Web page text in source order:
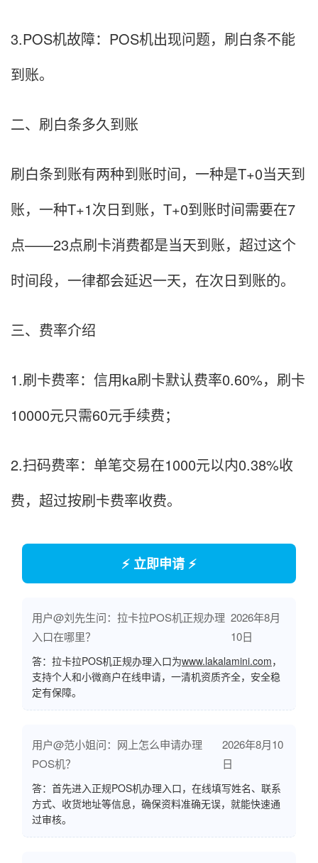
3.POS机故障：POS机出现问题，刷白条不能
到账。
二、刷白条多久到账
刷白条到账有两种到账时间，一种是T+0当天到
账，一种T+1次日到账，T+0到账时间需要在7
点——23点刷卡消费都是当天到账，超过这个
时间段，一律都会延迟一天，在次日到账的。
三、费率介绍
1.刷卡费率：信用ka刷卡默认费率0.60%，刷卡
10000元只需60元手续费；
2.扫码费率：单笔交易在1000元以内0.38%收
费，超过按刷卡费率收费。
⚡ 立即申请 ⚡
用户@刘先生问：拉卡拉POS机正规办理
入口在哪里？
2026年8月
10日
答：拉卡拉POS机正规办理入口为www.lakalamini.com，
支持个人和小微商户在线申请，一清机资质齐全，安全稳
定有保障。
用户@范小姐问：网上怎么申请办理
POS机？
2026年8月10
日
答：首先进入正规POS机办理入口，在线填写姓名、联系
方式、收货地址等信息，确保资料准确无误，就能快速通
过审核。